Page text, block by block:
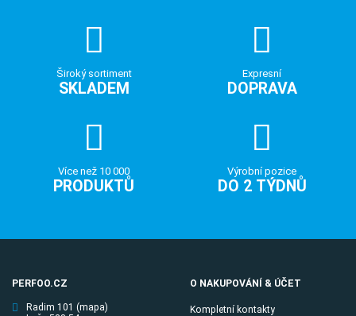
Široký sortiment
SKLADEM
Expresní
DOPRAVA
Více než 10 000
PRODUKTŮ
Výrobní pozice
DO 2 TÝDNŮ
PERFOO.CZ
Radim 101 (mapa)
O NAKUPOVÁNÍ & ÚČET
Kompletní kontakty